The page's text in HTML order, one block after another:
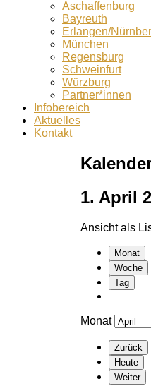
Aschaffenburg
Bayreuth
Erlangen/
München
Regensburg
Schweinfurt
Würzburg
Partner*innen
Infobereich
Aktuelles
Kontakt
1. April
Ansicht als
Monat
Woche
Tag
Monat
Zurück
Heute
Weiter